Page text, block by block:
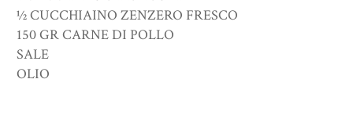
½ CUCCHIAINO ZENZERO FRESCO
150 GR CARNE DI POLLO
SALE
OLIO